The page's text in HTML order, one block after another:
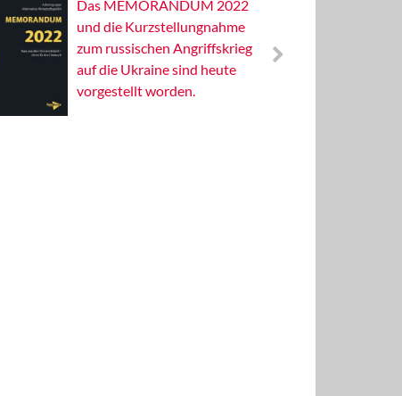
Das MEMORANDUM 2022
und die Kurzstellungnahme
zum russischen Angriffskrieg
auf die Ukraine sind heute
vorgestellt worden.